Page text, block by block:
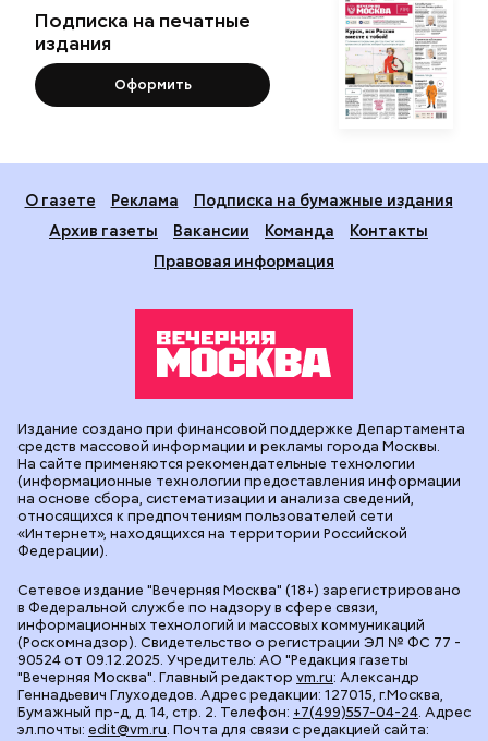
Подписка на печатные
издания
Оформить
О газете Реклама
Подписка на бумажные издания
Архив газеты
Вакансии Команда
Контакты
Правовая информация
Сетевое издание "Вечерняя Москва" (18+) зарегистрировано
в Федеральной службе по надзору в сфере связи,
информационных технологий и массовых коммуникаций
(Роскомнадзор). Свидетельство о регистрации ЭЛ № ФС 77 -
90524 от 09.12.2025. Учредитель: АО "Редакция газеты
"Вечерняя Москва". Главный редактор vm.ru: Александр
Геннадьевич Глуходедов. Адрес редакции: 127015, г.Москва,
Бумажный пр-д, д. 14, стр. 2. Телефон: +7(499)557-04-24. Адрес
эл.почты: edit@vm.ru. Почта для связи с редакцией сайта:
Издание создано при финансовой поддержке Департамента
средств массовой информации и рекламы города Москвы.
На сайте применяются рекомендательные технологии
(информационные технологии предоставления информации
на основе сбора, систематизации и анализа сведений,
относящихся к предпочтениям пользователей сети
«Интернет», находящихся на территории Российской
Федерации).